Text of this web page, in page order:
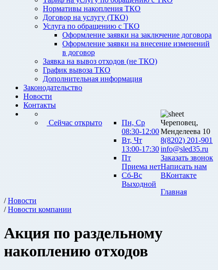
Нормативы накопления ТКО
Договор на услугу (ТКО)
Услуга по обращению с ТКО
Оформление заявки на заключение договора
Оформление заявки на внесение изменений
в договор
Заявка на вывоз отходов (не ТКО)
График вывоза ТКО
Дополнительная информация
Законодательство
Новости
Контакты
Сейчас открыто
Пн, Ср
08:30-12:00
Вт, Чт
13:00-17:30
Пт
Приема нет
Сб-Вс
Выходной
Череповец,
Менделеева 10
8(8202) 201-901
info@sled35.ru
Заказать звонок
Написать нам
ВКонтакте
Главная
/Новости
/Новости компании
Акция по раздельному
накоплению отходов